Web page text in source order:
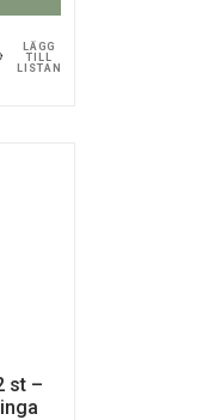
LÄGG
TILL
LISTAN
st –